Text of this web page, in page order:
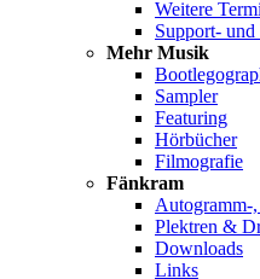
Weitere
Support- und
Mehr Musik
Sampler
Featuring
Hörbücher
Filmografie
Fänkram
Autogramm-
Plektren &
Downloads
Links